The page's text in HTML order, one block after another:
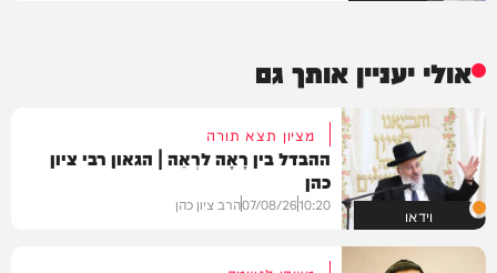
אולי יעניין אותך גם
וידאו
מציון תצא תורה
ההבדל בין רָאָה לרְאֵה | הגאון רבי ציון
כהן
10:20
07/08/26הרב ציון כהן